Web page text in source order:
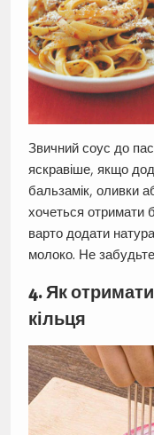
Звичний соус до
яскравіше, якщо
бальзамік, оливки
хочеться отримати
варто додати
молоко. Не
4. Як
кільця